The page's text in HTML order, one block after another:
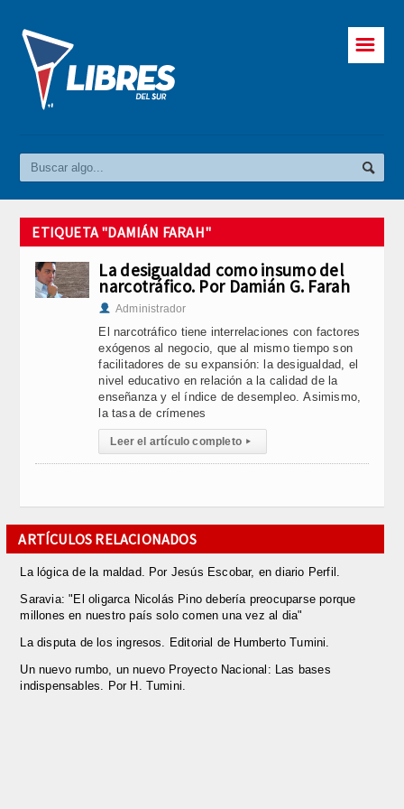
☰
ETIQUETA "DAMIÁN FARAH"
La desigualdad como insumo del
narcotráfico. Por Damián G. Farah
Administrador
El narcotráfico tiene interrelaciones con factores
exógenos al negocio, que al mismo tiempo son
facilitadores de su expansión: la desigualdad, el
nivel educativo en relación a la calidad de la
enseñanza y el índice de desempleo. Asimismo,
la tasa de crímenes
Leer el artículo completo ▸
ARTÍCULOS RELACIONADOS
La lógica de la maldad. Por Jesús Escobar, en diario Perfil.
Saravia: "El oligarca Nicolás Pino debería preocuparse porque
millones en nuestro país solo comen una vez al dia"
La disputa de los ingresos. Editorial de Humberto Tumini.
Un nuevo rumbo, un nuevo Proyecto Nacional: Las bases
indispensables. Por H. Tumini.